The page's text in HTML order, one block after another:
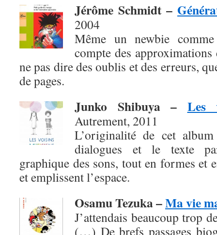
Jérôme Schmidt –
2004
Même un newbie
compte des
ne pas dire des oublis et des erreurs,
de pages.
Junko Shibuya– Les
Autrement, 2011
L’originalité de cet
dialogues et le texte
graphique des sons, tout en formes et
et emplissent l’espace.
Osamu Tezuka –Ma vie
J’attendais beaucoup trop
(…) De brefs passages